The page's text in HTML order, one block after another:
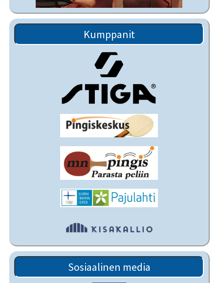
Kumppanit
Sosiaalinen media